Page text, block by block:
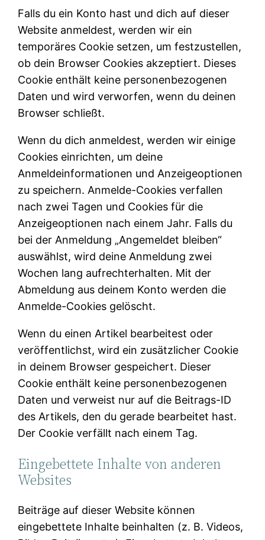
Falls du ein Konto hast und dich auf dieser
Website anmeldest, werden wir ein
temporäres Cookie setzen, um festzustellen,
ob dein Browser Cookies akzeptiert. Dieses
Cookie enthält keine personenbezogenen
Daten und wird verworfen, wenn du deinen
Browser schließt.
Wenn du dich anmeldest, werden wir einige
Cookies einrichten, um deine
Anmeldeinformationen und Anzeigeoptionen
zu speichern. Anmelde-Cookies verfallen
nach zwei Tagen und Cookies für die
Anzeigeoptionen nach einem Jahr. Falls du
bei der Anmeldung „Angemeldet bleiben“
auswählst, wird deine Anmeldung zwei
Wochen lang aufrechterhalten. Mit der
Abmeldung aus deinem Konto werden die
Anmelde-Cookies gelöscht.
Wenn du einen Artikel bearbeitest oder
veröffentlichst, wird ein zusätzlicher Cookie
in deinem Browser gespeichert. Dieser
Cookie enthält keine personenbezogenen
Daten und verweist nur auf die Beitrags-ID
des Artikels, den du gerade bearbeitet hast.
Der Cookie verfällt nach einem Tag.
Eingebettete Inhalte von anderen
Websites
Beiträge auf dieser Website können
eingebettete Inhalte beinhalten (z. B. Videos,